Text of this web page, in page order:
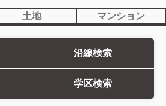
土地 マンション
沿線検索
学区検索